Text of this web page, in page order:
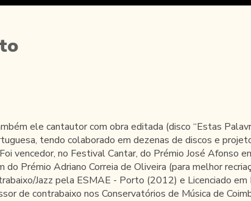
ele cantautor com obra editada (disco “Estas
tendo colaborado em dezenas de discos e
vencedor, no Festival Cantar, do Prémio José
Prémio Adriano Correia de Oliveira (para melhor
Jazz pela ESMAE - Porto (2012) e Licenciado
de contrabaixo nos Conservatórios de Música de